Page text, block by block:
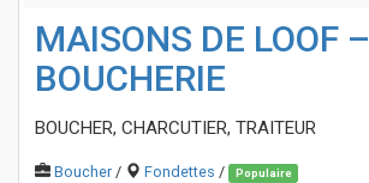
MAISONS DE LOOF –
BOUCHERIE
BOUCHER, CHARCUTIER, TRAITEUR
Boucher / Fondettes / Populaire